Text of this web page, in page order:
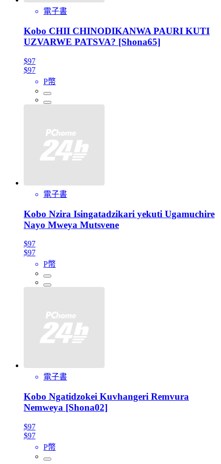
電子書
Kobo CHII CHINODIKANWA PAURI KUTI
UZVARWE PATSVA? [Shona65]
$97
$97
P幣
電子書
Kobo Nzira Isingatadzikari yekuti Ugamuchire
Nayo Mweya Mutsvene
$97
$97
P幣
電子書
Kobo Ngatidzokei Kuvhangeri Remvura
Nemweya [Shona02]
$97
$97
P幣